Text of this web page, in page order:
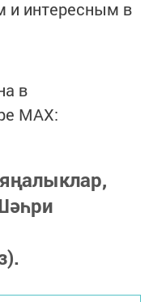
и интересным в
в
MАХ: